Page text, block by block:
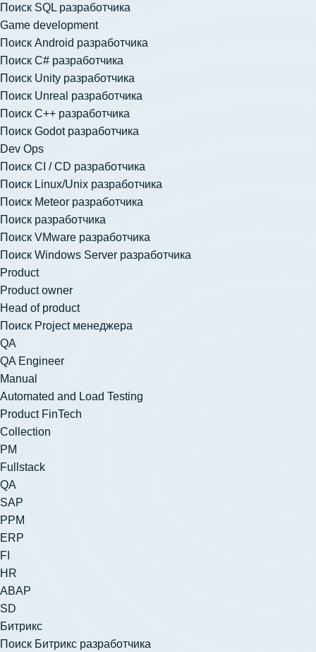
Поиск SQL разработчика
Game development
Поиск Android разработчика
Поиск C# разработчика
Поиск Unity разработчика
Поиск Unreal разработчика
Поиск C++ разработчика
Поиск Godot разработчика
Dev Ops
Поиск CI / CD разработчика
Поиск Linux/Unix разработчика
Поиск Meteor разработчика
Поиск разработчика
Поиск VMware разработчика
Поиск Windows Server разработчика
Product
Product owner
Head of product
Поиск Project менеджера
QA
QA Engineer
Manual
Automated and Load Testing
Product FinTech
Collection
PM
Fullstack
QA
SAP
PPM
ERP
FI
HR
ABAP
SD
Битрикс
Поиск Битрикс разработчика